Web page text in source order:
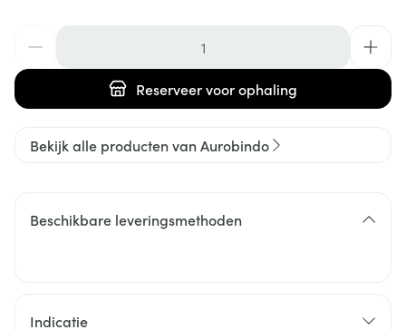
Reserveervoor ophaling
Bekijk alle producten van Aurobindo
Beschikbare leveringsmethoden
Indicatie